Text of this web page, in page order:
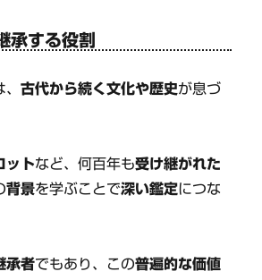
承する役割
、古代から続く文化や歴史が息づ
ットなど、何百年も受け継がれた
背景を学ぶことで深い鑑定につな
承者でもあり、この普遍的な価値